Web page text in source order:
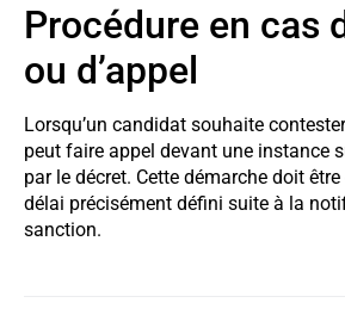
Procédure en cas
ou d’appel
Lorsqu’un candidat souhaite
peut faire appel devant une instance
par le décret. Cette démarche doit
délai précisément défini suite à la
sanction.